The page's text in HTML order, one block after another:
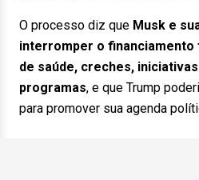
O processo diz que Musk e
interromper o financiamento
de saúde, creches,
programas, e que Trump
para promover sua agenda